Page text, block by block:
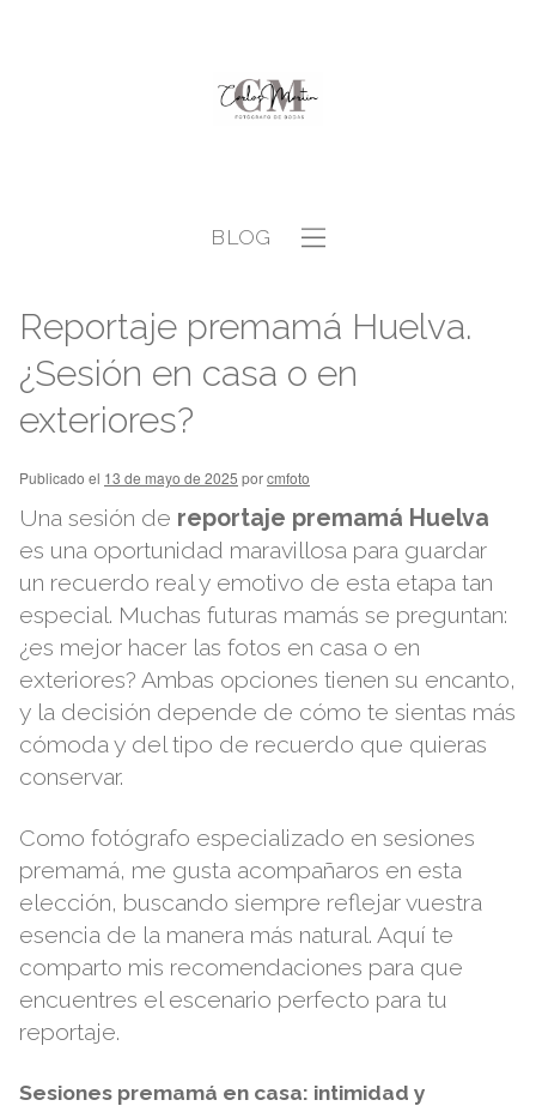
BLOG
Reportaje premamá Huelva.
¿Sesión en casa o en
exteriores?
Publicado el 13 de mayo de 2025 porcmfoto
Una sesión de reportaje premamá Huelva
es una oportunidad maravillosa para guardar
un recuerdo real y emotivo de esta etapa tan
especial. Muchas futuras mamás se preguntan:
¿es mejor hacer las fotos en casa o en
exteriores? Ambas opciones tienen su encanto,
y la decisión depende de cómo te sientas más
cómoda y del tipo de recuerdo que quieras
conservar.
Como fotógrafo especializado en sesiones
premamá, me gusta acompañaros en esta
elección, buscando siempre reflejar vuestra
esencia de la manera más natural. Aquí te
comparto mis recomendaciones para que
encuentres el escenario perfecto para tu
reportaje.
Sesiones premamá en casa: intimidad y